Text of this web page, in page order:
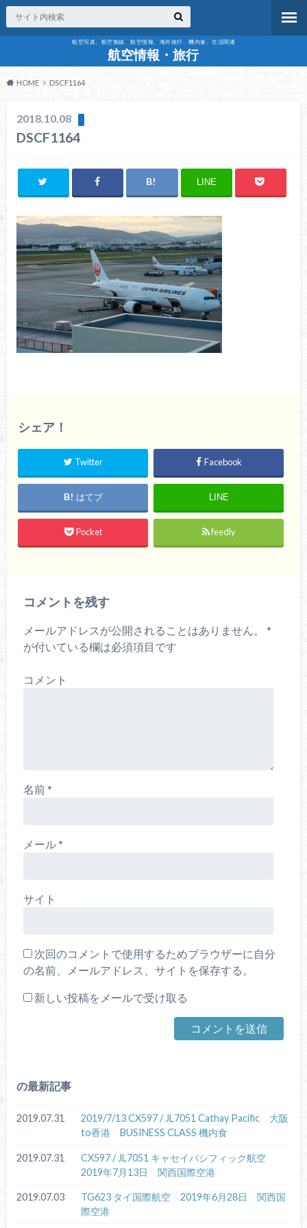
航空写真、航空無線、航空情報、海外旅行、機内食、生活関連
航空情報・旅行
HOME DSCF1164
2018.10.08
DSCF1164
LINE
シェア！
Twitter Facebook
はてブ LINE
Pocket feedly
コメントを残す
メールアドレスが公開されることはありません。
*
が付いている欄は必須項目です
コメント
名前*
メール*
サイト
次回のコメントで使用するためブラウザーに自分
の名前、メールアドレス、サイトを保存する。
新しい投稿をメールで受け取る
の最新記事
2019.07.31
2019/7/13 CX597 / JL7051 Cathay Pacific 大阪
to香港 BUSINESS CLASS 機内食
2019.07.31
CX597 / JL7051 キャセイパシフィック航空
2019年7月13日 関西国際空港
2019.07.03
TG623 タイ国際航空 2019年6月28日 関西国
際空港